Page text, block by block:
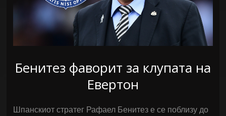
Бенитез фаворит за клупата на
Евертон
Шпанскиот стратег Рафаел Бенитез е се поблизу до